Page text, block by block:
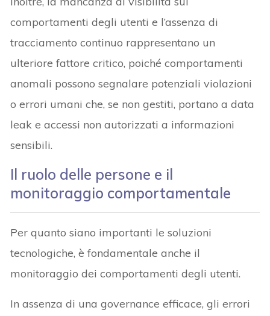
comportamenti degli utenti e l’assenza di
tracciamento continuo rappresentano un
ulteriore fattore critico, poiché comportamenti
anomali possono segnalare potenziali violazioni
o errori umani che, se non gestiti, portano a data
leak e accessi non autorizzati a informazioni
sensibili.
Il ruolo delle persone e il
monitoraggio comportamentale
Per quanto siano importanti le soluzioni
tecnologiche, è fondamentale anche il
monitoraggio dei comportamenti degli utenti.
In assenza di una governance efficace, gli errori